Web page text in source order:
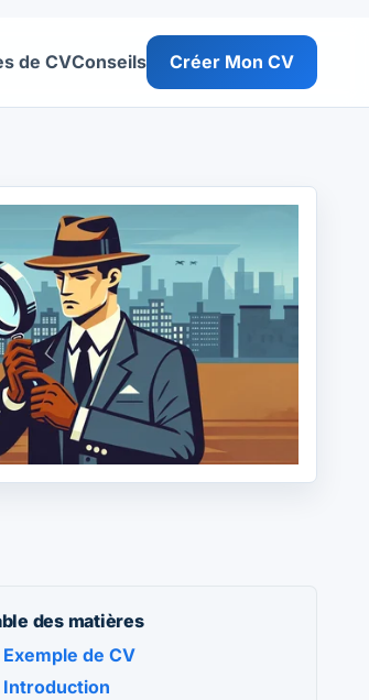
de CVConseils Créer Mon CV
des matières
Exemple de CV
Introduction